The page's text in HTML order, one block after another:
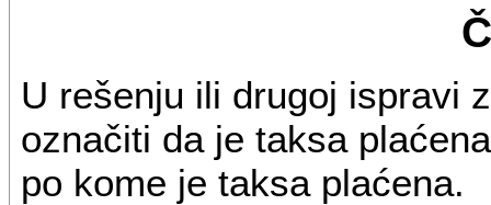
U rešenju ili drugoj ispravi
označiti da je taksa
po kome je taksa plaćena.